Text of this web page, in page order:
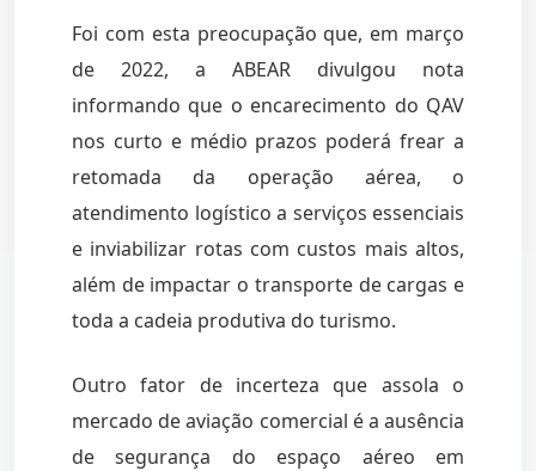
Foi com esta preocupação que, em março
de 2022, a ABEAR divulgou nota
informando que o encarecimento do QAV
nos curto e médio prazos poderá frear a
retomada da operação aérea, o
atendimento logístico a serviços essenciais
e inviabilizar rotas com custos mais altos,
além de impactar o transporte de cargas e
toda a cadeia produtiva do turismo.
Outro fator de incerteza que assola o
mercado de aviação comercial é a ausência
de segurança do espaço aéreo em